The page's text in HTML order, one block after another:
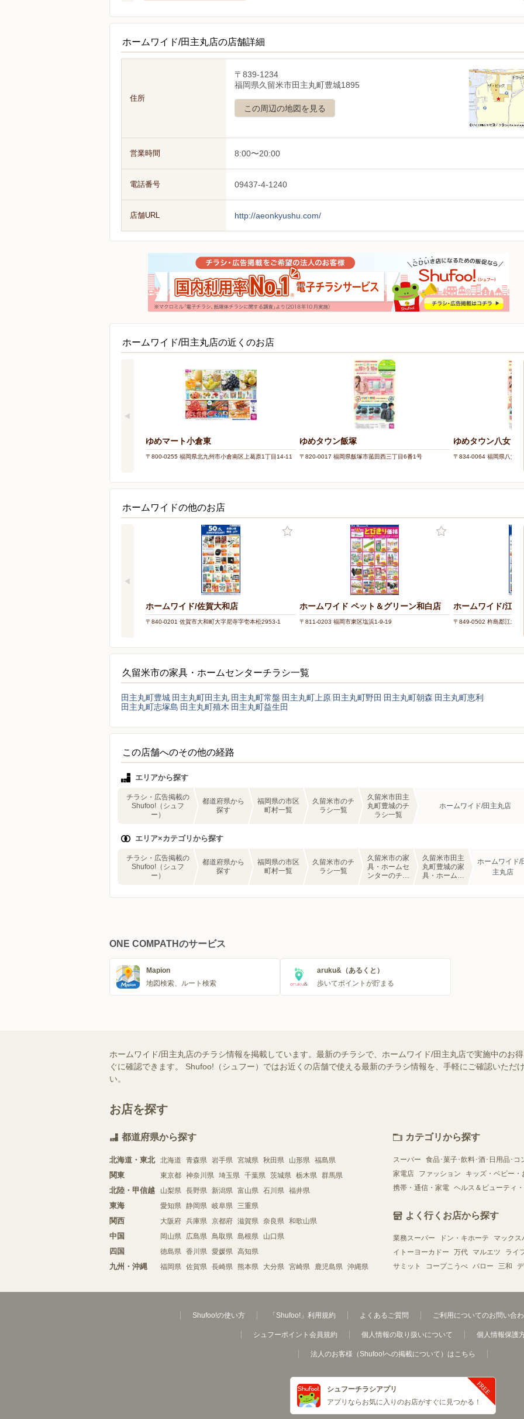
ホームワイド/田主丸店の店舗詳細
住所
〒839-1234
福岡県久留米市田主丸町豊城1895
この周辺の地図を見る
営業時間 8:00〜20:00
電話番号 09437-4-1240
店舗URL http://aeonkyushu.com/
ホームワイド/田主丸店の近くのお店
ゆめマート小倉東
〒800-0255 福岡県北九州市小倉南区上葛原1丁目14-11
ゆめタウン飯塚
〒820-0017 福岡県飯塚市菰田西三丁目6番1号
ゆめタウン八女
〒834-0064 福岡県八女市
ホームワイドの他のお店
ホームワイド/佐賀大和店
〒840-0201 佐賀市大和町大字尼寺字壱本松2953-1
ホームワイド ペット＆グリーン和白店
〒811-0203 福岡市東区塩浜1-9-19
ホームワイド/江北
〒849-0502 杵島郡江北
久留米市の家具・ホームセンターチラシ一覧
田主丸町豊城 田主丸町田主丸 田主丸町常盤 田主丸町上原 田主丸町野田 田主丸町朝森 田主丸町恵利
田主丸町志塚島 田主丸町殖木 田主丸町益生田
この店舗へのその他の経路
エリアから探す
チラシ・広告掲載の
Shufoo!（シュフ
ー）
都道府県から
探す
福岡県の市区
町村一覧
久留米市のチ
ラシ一覧
久留米市田主
丸町豊城のチ
ラシ一覧
ホームワイド/田主丸店
エリア×カテゴリから探す
チラシ・広告掲載の
Shufoo!（シュフ
ー）
都道府県から
探す
福岡県の市区
町村一覧
久留米市のチ
ラシ一覧
久留米市の家
具・ホームセ
ンターのチラ
久留米市田主
丸町豊城の家
具・ホームセ
ホームワイド/
主丸店
ONE COMPATHのサービス
Mapion
地図検索、ルート検索
aruku&（あるくと）
歩いてポイントが貯まる
ホームワイド/田主丸店のチラシ情報を掲載しています。最新のチラシで、ホームワイド/田主丸店で実施中のお
ぐに確認できます。 Shufoo!（シュフー）ではお近くの店舗で使える最新のチラシ情報を、手軽にご確認いただ
い。
お店を探す
都道府県から探す
北海道・東北 北海道 青森県 岩手県 宮城県 秋田県 山形県 福島県
関東 東京都 神奈川県 埼玉県 千葉県 茨城県 栃木県 群馬県
北陸・甲信越 山梨県 長野県 新潟県 富山県 石川県 福井県
東海 愛知県 静岡県 岐阜県 三重県
関西 大阪府 兵庫県 京都府 滋賀県 奈良県 和歌山県
中国 岡山県 広島県 鳥取県 島根県 山口県
四国 徳島県 香川県 愛媛県 高知県
九州・沖縄 福岡県 佐賀県 長崎県 熊本県 大分県 宮崎県 鹿児島県 沖縄県
カテゴリから探す
スーパー
食品･菓子･飲料･酒･日用品･コ
家電店
ファッション
キッズ・ベビー・
携帯・通信・家電 ヘルス＆ビューティ
よく行くお店から探す
業務スーパー ドン・キホーテ
マックス
イトーヨーカドー
万代 マルエツ
ライ
サミット
コープこうべ バロー 三和
Shufoo!の使い方 「Shufoo!」利用規約 よくあるご質問 ご利用についてのお問い合
シュフーポイント会員規約 個人情報の取り扱いについて 個人情報保護
法人のお客様（Shufoo!への掲載について）はこちら
シュフーチラシアプリ
アプリならお気に入りのお店がすぐに見つかる！